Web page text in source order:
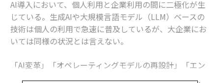
AI導入において、個人利用と企業利用の間に二極化が生
じている。生成AIや大規模言語モデル（LLM）ベースの
技術は個人の利用で急速に普及しているが、大企業にお
いては同様の状況とは言えない。
「AI変革」「オペレーティングモデルの再設計」「エン